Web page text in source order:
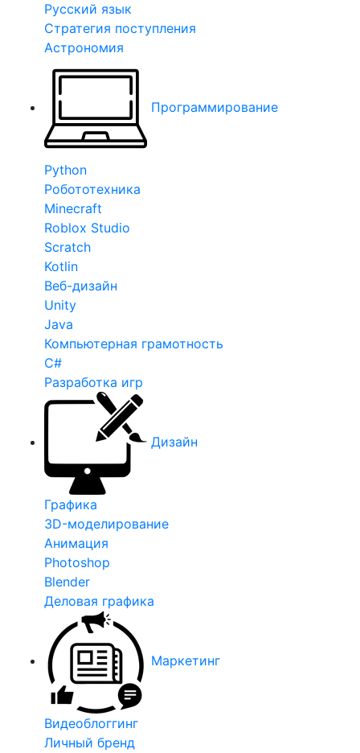
Русский язык
Стратегия поступления
Астрономия
Программирование
Python
Робототехника
Minecraft
Roblox Studio
Scratch
Kotlin
Веб-дизайн
Unity
Java
Компьютерная грамотность
C#
Разработка игр
Дизайн
Графика
3D-моделирование
Анимация
Photoshop
Blender
Деловая графика
Маркетинг
Видеоблоггинг
Личный бренд